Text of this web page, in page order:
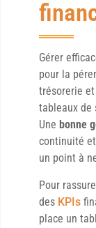
Gérer
pour la
trésorerie
tableaux de
Une bonne
continuité
un point à
Pour
des KPIs
place un